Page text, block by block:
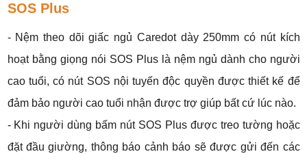
SOS Plus
- Nệm theo dõi giấc ngủ Caredot dày 250mm có nút kích
hoạt bằng giọng nói SOS Plus là nệm ngủ dành cho người
cao tuổi, có nút SOS nội tuyến độc quyền được thiết kế để
đảm bảo người cao tuổi nhận được trợ giúp bất cứ lúc nào.
- Khi người dùng bấm nút SOS Plus được treo tường hoặc
đặt đầu giường, thông báo cảnh báo sẽ được gửi đến các